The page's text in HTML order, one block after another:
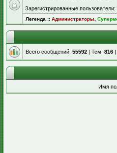
Зарегистрированные
Легенда :: Администраторы
Всего сообщений: 55592 | Тем: 816
Имя